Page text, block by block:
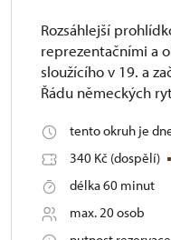
Rozsáhlejší
reprezentačními a
sloužícího v 19. a
Řádu německých
tento okruh je
340 Kč (dospělí)
délka 60 minut
max. 20 osob